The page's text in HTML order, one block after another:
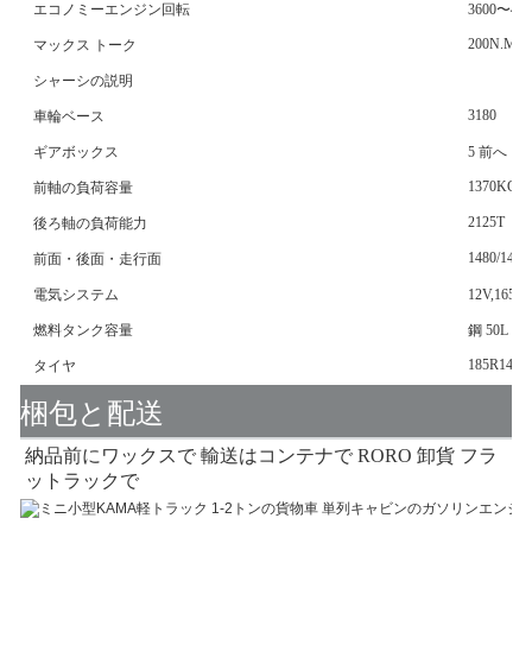
エコノミーエンジン回転 3600〜
マックス トーク 200N.M
シャーシの説明
車輪ベース 3180
ギアボックス 5 前へ
前軸の負荷容量 1370KGS
後ろ軸の負荷能力 2125T
前面・後面・走行面 1480/1440
電気システム
燃料タンク容量 鋼 50L
タイヤ 185R14LT
梱包と配送
納品前にワックスで 輸送はコンテナで RORO 卸貨 フラ
ットラックで